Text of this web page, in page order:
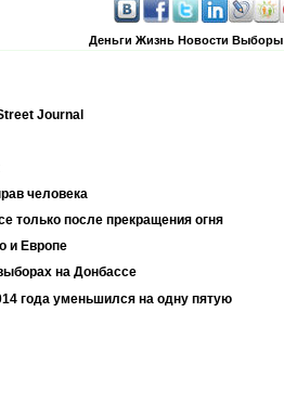
Деньги Жизнь Новости Выборы
Journal
человека
только после прекращения огня
и Европе
на Донбассе
года уменьшился на одну пятую